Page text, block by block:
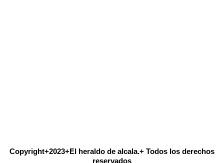
Copyright+2023+El heraldo de alcala.+ Todos los derechos
reservados